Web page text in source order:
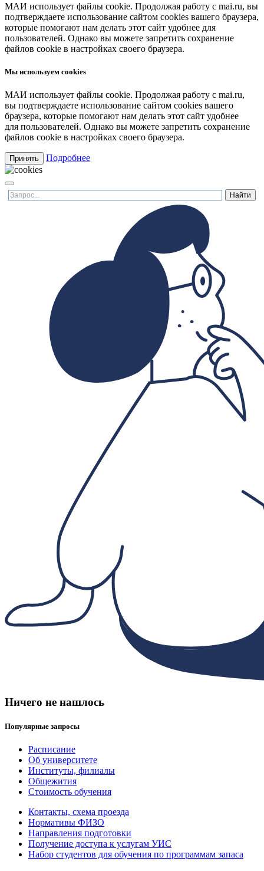
МАИ использует файлы cookie. Продолжая работу с mai.ru, вы
подтверждаете использование сайтом cookies вашего браузера,
которые помогают нам делать этот сайт удобнее для
пользователей. Однако вы можете запретить сохранение
файлов cookie в настройках своего браузера.
Мы используем cookies
МАИ использует файлы cookie. Продолжая работу с mai.ru,
вы подтверждаете использование сайтом cookies вашего
браузера, которые помогают нам делать этот сайт удобнее
для пользователей. Однако вы можете запретить сохранение
файлов cookie в настройках своего браузера.
Принять Подробнее
Ничего не нашлось
Популярные запросы
Расписание
Об университете
Институты, филиалы
Общежития
Стоимость обучения
Контакты, схема проезда
Нормативы ФИЗО
Направления подготовки
Получение доступа к услугам УИС
Набор студентов для обучения по программам запаса